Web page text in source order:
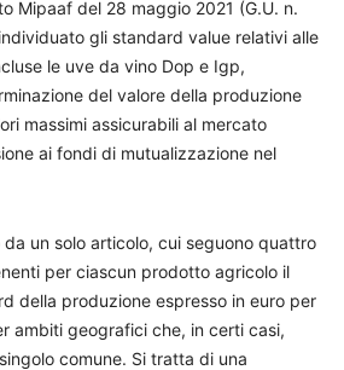
Mipaaf del 28 maggio 2021 (G.U. n.
gli standard value relativi alle
le uve da vino Dop e Igp,
del valore della produzione
massimi assicurabili al mercato
ai fondi di mutualizzazione nel
un solo articolo, cui seguono quattro
per ciascun prodotto agricolo il
della produzione espresso in euro per
ambiti geografici che, in certi casi,
comune. Si tratta di una